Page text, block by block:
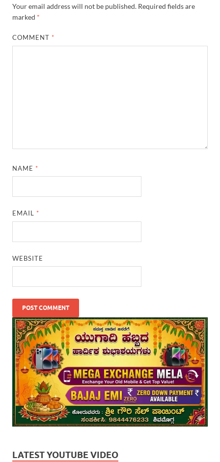
Your email address will not be published. Required fields are
marked *
COMMENT *
NAME *
EMAIL *
WEBSITE
LATEST YOUTUBE VIDEO